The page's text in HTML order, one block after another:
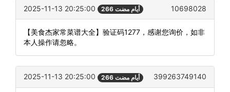
2025-11-13 20:25:00 266 أيام مضت 10698028
【美食杰家常菜谱大全】验证码1277，感谢您询价，如非
本人操作请忽略。
2025-11-13 20:25:00 266 أيام مضت 399263749140